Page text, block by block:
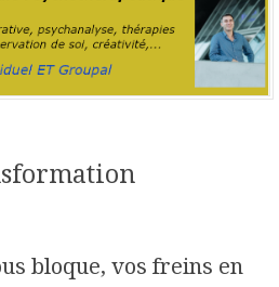
bloque, vos freins en